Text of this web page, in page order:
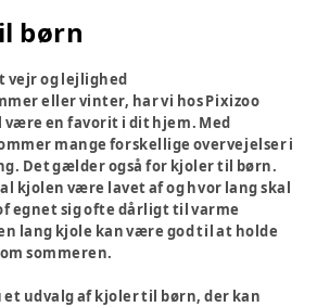
børn
vejr og lejlighed
eller vinter, har vi hos Pixizoo
en favorit i dit hjem. Med
mange forskellige overvejelser i
Det gælder også for kjoler til børn.
kjolen være lavet af og hvor lang skal
egnet sig ofte dårligt til varme
lang kjole kan være god til at holde
sommeren.
et udvalg af kjoler til børn, der kan